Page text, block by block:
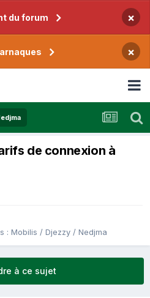
du forum ×
×
de connexion à
: Mobilis / Djezzy / Nedjma
à ce sujet